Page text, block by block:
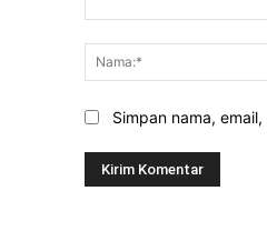
Simpan nama,